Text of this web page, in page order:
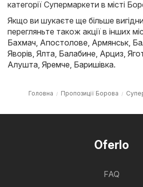
категорії Супермаркети в місті
Якщо ви шукаєте ще більше
перегляньте також акції в інших
Бахмач, Апостолове, Армянськ,
Яворів, Ялта, Балабине, Арциз,
Алушта, Яремче, Баришівка.
Головна Пропозиції Борова
Oferlo
FAQ